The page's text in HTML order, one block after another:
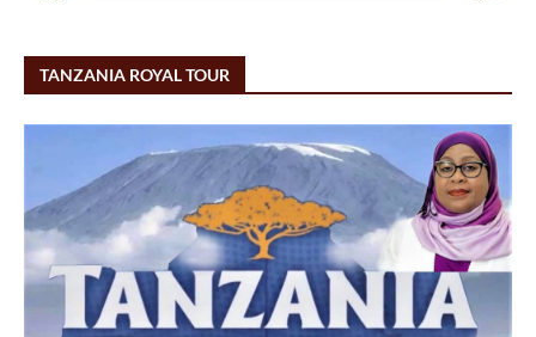
TANZANIA ROYAL TOUR